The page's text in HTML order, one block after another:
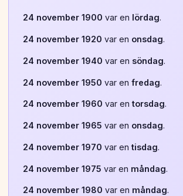
24 november 1900 var en lördag.
24 november 1920 var en onsdag.
24 november 1940 var en söndag.
24 november 1950 var en fredag.
24 november 1960 var entorsdag.
24 november 1965 var en onsdag.
24 november 1970 var entisdag.
24 november 1975 var en måndag.
24 november 1980 var en måndag.